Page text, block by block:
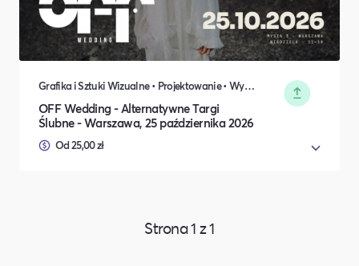
Grafika i Sztuki Wizualne • Projektowanie • Wydarzenia okolicznościowe • Rodzina i relacje międzyludzkie
OFF Wedding - Alternatywne Targi
Ślubne - Warszawa, 25 października 2026
Od 25,00 zł
Strona1 z1